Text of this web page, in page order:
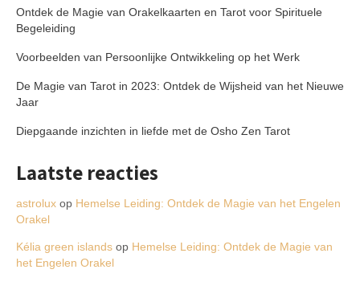
Ontdek de Magie van Orakelkaarten en Tarot voor Spirituele
Begeleiding
Voorbeelden van Persoonlijke Ontwikkeling op het Werk
De Magie van Tarot in 2023: Ontdek de Wijsheid van het Nieuwe
Jaar
Diepgaande inzichten in liefde met de Osho Zen Tarot
Laatste reacties
astrolux op Hemelse Leiding: Ontdek de Magie van het Engelen
Orakel
Kélia green islands op Hemelse Leiding: Ontdek de Magie van
het Engelen Orakel